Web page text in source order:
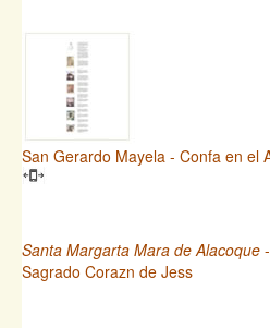
San Gerardo Mayela - Confa en el
Santa Margarta Mara de Alacoque
Sagrado Corazn de Jess